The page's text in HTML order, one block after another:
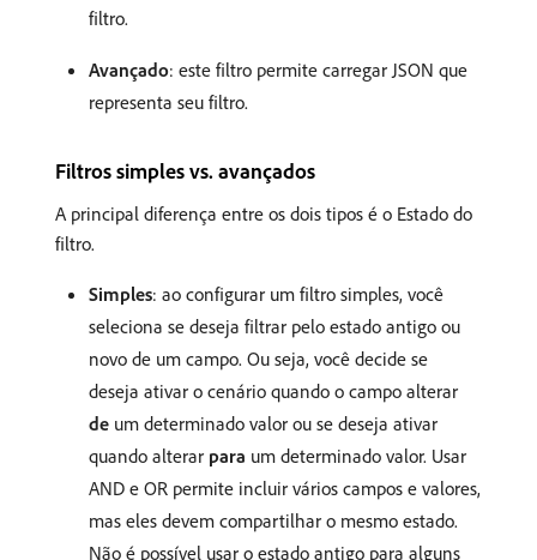
filtro.
Avançado: este filtro permite carregar JSON que
representa seu filtro.
Filtros simples vs. avançados
A principal diferença entre os dois tipos é o Estado do
filtro.
Simples: ao configurar um filtro simples, você
seleciona se deseja filtrar pelo estado antigo ou
novo de um campo. Ou seja, você decide se
deseja ativar o cenário quando o campo alterar
de um determinado valor ou se deseja ativar
quando alterar para um determinado valor. Usar
AND e OR permite incluir vários campos e valores,
mas eles devem compartilhar o mesmo estado.
Não é possível usar o estado antigo para alguns